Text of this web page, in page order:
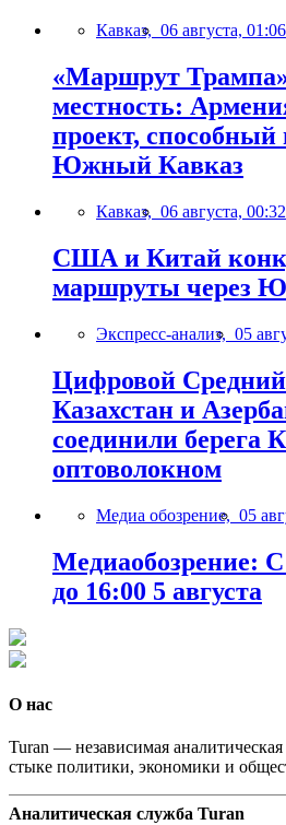
Кавказ, 06 августа, 01:06
«Маршрут
местность:
проект, способный
Южный Кавказ
Кавказ, 06 августа, 00:32
США и Китай
маршруты через
Экспресс-анализ, 05
Цифровой
Казахстан и
соединили берега
оптоволокном
Медиа обозрение, 05
Медиаобозрение: С
до 16:00 5 августа
О нас
Turan — независимая
стыке политики, экономики и
Аналитическая служба Turan